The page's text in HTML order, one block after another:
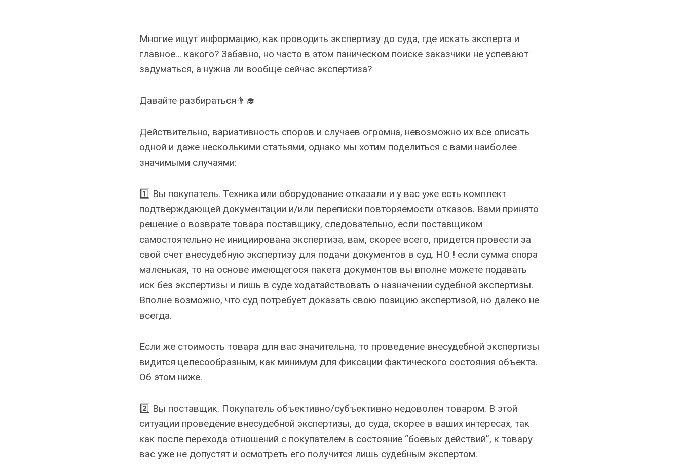
Многие ищут информацию, как проводить экспертизу до суда, где искать эксперта и
главное… какого? Забавно, но часто в этом паническом поиске заказчики не успевают
задуматься, а нужна ли вообще сейчас экспертиза?
Давайте разбираться👨‍🎓
Действительно, вариативность споров и случаев огромна, невозможно их все описать
одной и даже несколькими статьями, однако мы хотим поделиться с вами наиболее
значимыми случаями:
1️⃣ Вы покупатель. Техника или оборудование отказали и у вас уже есть комплект
подтверждающей документации и/или переписки повторяемости отказов. Вами принято
решение о возврате товара поставщику, следовательно, если поставщиком
самостоятельно не инициирована экспертиза, вам, скорее всего, придется провести за
свой счет внесудебную экспертизу для подачи документов в суд. НО ! если сумма спора
маленькая, то на основе имеющегося пакета документов вы вполне можете подавать
иск без экспертизы и лишь в суде ходатайствовать о назначении судебной экспертизы.
Вполне возможно, что суд потребует доказать свою позицию экспертизой, но далеко не
всегда.
Если же стоимость товара для вас значительна, то проведение внесудебной экспертизы
видится целесообразным, как минимум для фиксации фактического состояния объекта.
Об этом ниже.
2️⃣ Вы поставщик. Покупатель объективно/субъективно недоволен товаром. В этой
ситуации проведение внесудебной экспертизы, до суда, скорее в ваших интересах, так
как после перехода отношений с покупателем в состояние “боевых действий”, к товару
вас уже не допустят и осмотреть его получится лишь судебным экспертом.